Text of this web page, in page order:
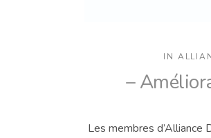
IN
–
Les membres d’Alliance